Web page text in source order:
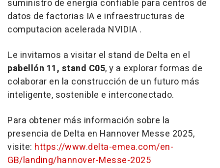
suministro de energía confiable para centros de
datos de factorias IA e infraestructuras de
computacion acelerada NVIDIA .
Le invitamos a visitar el stand de Delta en el
pabellón 11, stand C05, y a explorar formas de
colaborar en la construcción de un futuro más
inteligente, sostenible e interconectado.
Para obtener más información sobre la
presencia de Delta en Hannover Messe 2025,
visite: https://www.delta-emea.com/en-
GB/landing/hannover-Messe-2025